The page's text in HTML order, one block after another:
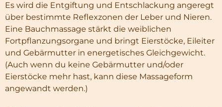
Es wird die Entgiftung und Entschlackung angeregt
über bestimmte Reflexzonen der Leber und Nieren.
Eine Bauchmassage stärkt die weiblichen
Fortpflanzungsorgane und bringt Eierstöcke, Eileiter
und Gebärmutter in energetisches Gleichgewicht.
(Auch wenn du keine Gebärmutter und/oder
Eierstöcke mehr hast, kann diese Massageform
angewandt werden.)